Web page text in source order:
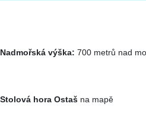
Nadmořská výška: 700 metrů nad
Stolová hora Ostaš na mapě